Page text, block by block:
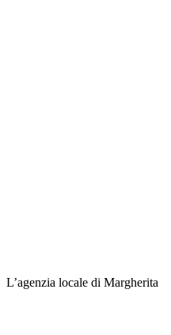
L’agenzia locale di Margherita